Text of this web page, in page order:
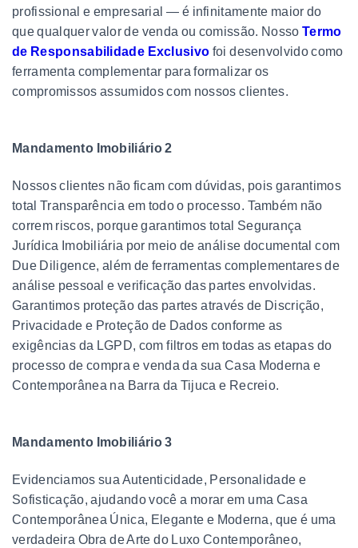
profissional e empresarial — é infinitamente maior do
que qualquer valor de venda ou comissão. NossoTermo
de Responsabilidade Exclusivo foi desenvolvido como
ferramenta complementar para formalizar os
compromissos assumidos com nossos clientes.
Mandamento Imobiliário 2
Nossos clientes não ficam com dúvidas, pois garantimos
total Transparência em todo o processo. Também não
correm riscos, porque garantimos total Segurança
Jurídica Imobiliária por meio de análise documental com
Due Diligence, além de ferramentas complementares de
análise pessoal e verificação das partes envolvidas.
Garantimos proteção das partes através de Discrição,
Privacidade e Proteção de Dados conforme as
exigências da LGPD, com filtros em todas as etapas do
processo de compra e venda da sua Casa Moderna e
Contemporânea na Barra da Tijuca e Recreio.
Mandamento Imobiliário 3
Evidenciamos sua Autenticidade, Personalidade e
Sofisticação, ajudando você a morar em uma Casa
Contemporânea Única, Elegante e Moderna, que é uma
verdadeira Obra de Arte do Luxo Contemporâneo,